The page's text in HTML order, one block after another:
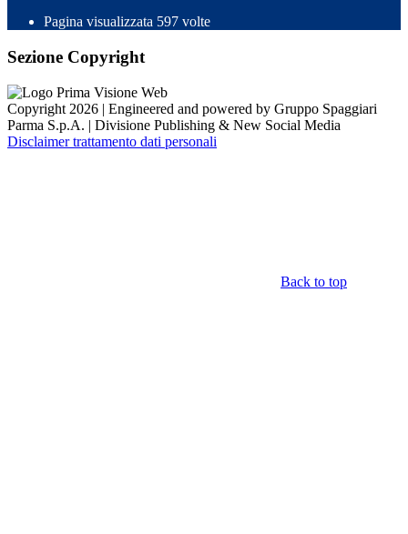
Pagina visualizzata 597 volte
Sezione Copyright
Copyright 2026 | Engineered and powered by Gruppo Spaggiari
Parma S.p.A. | Divisione Publishing & New Social Media
Disclaimer trattamento dati personali
Back to top